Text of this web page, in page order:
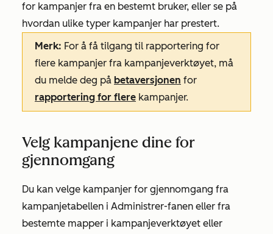
for kampanjer fra en bestemt bruker, eller se på
hvordan ulike typer kampanjer har prestert.
Merk: For å få tilgang til rapportering for
flere kampanjer fra kampanjeverktøyet, må
du melde deg på betaversjonen for
rapportering for flere kampanjer.
Velg kampanjene dine for
gjennomgang
Du kan velge kampanjer for gjennomgang fra
kampanjetabellen i Administrer-fanen eller fra
bestemte mapper i kampanjeverktøyet eller